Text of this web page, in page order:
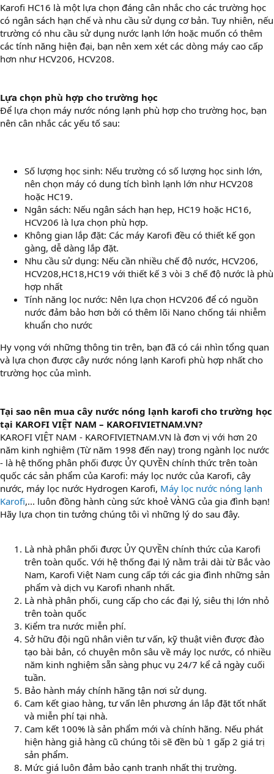
Karofi HC16 là một lựa chọn đáng cân nhắc cho các trường học
có ngân sách hạn chế và nhu cầu sử dụng cơ bản. Tuy nhiên, nếu
trường có nhu cầu sử dụng nước lạnh lớn hoặc muốn có thêm
các tính năng hiện đại, bạn nên xem xét các dòng máy cao cấp
hơn như HCV206, HCV208.
Lựa chọn phù hợp cho trường học
Để lựa chọn máy nước nóng lạnh phù hợp cho trường học, bạn
nên cân nhắc các yếu tố sau:
Số lượng học sinh: Nếu trường có số lượng học sinh lớn,
nên chọn máy có dung tích bình lạnh lớn như HCV208
hoặc HC19.
Ngân sách: Nếu ngân sách hạn hẹp, HC19 hoặc HC16,
HCV206 là lựa chọn phù hợp.
Không gian lắp đặt: Các máy Karofi đều có thiết kế gọn
gàng, dễ dàng lắp đặt.
Nhu cầu sử dụng: Nếu cần nhiều chế độ nước, HCV206,
HCV208,HC18,HC19 với thiết kế 3 vòi 3 chế độ nước là phù
hợp nhất
Tính năng lọc nước: Nên lựa chọn HCV206 để có nguồn
nước đảm bảo hơn bởi có thêm lõi Nano chống tái nhiễm
khuẩn cho nước
Hy vọng với những thông tin trên, bạn đã có cái nhìn tổng quan
và lựa chọn được cây nước nóng lạnh Karofi phù hợp nhất cho
trường học của mình.
Tại sao nên mua cây nước nóng lạnh karofi cho trường học
tại KAROFI VIỆT NAM – KAROFIVIETNAM.VN?
KAROFI VIỆT NAM - KAROFIVIETNAM.VN là đơn vị với hơn 20
năm kinh nghiệm (Từ năm 1998 đến nay) trong ngành lọc nước
- là hệ thống phân phối được ỦY QUYỀN chính thức trên toàn
quốc các sản phẩm của Karofi: máy lọc nước của Karofi, cây
nước, máy lọc nước Hydrogen Karofi, Máy lọc nước nóng lạnh
Karofi,... luôn đồng hành cùng sức khoẻ VÀNG của gia đình bạn!
Hãy lựa chọn tin tưởng chúng tôi vì những lý do sau đây.
Là nhà phân phối được ỦY QUYỀN chính thức của Karofi
trên toàn quốc. Với hệ thống đại lý nằm trải dài từ Bắc vào
Nam, Karofi Việt Nam cung cấp tới các gia đình những sản
phẩm và dịch vụ Karofi nhanh nhất.
Là nhà phân phối, cung cấp cho các đại lý, siêu thị lớn nhỏ
trên toàn quốc
Kiểm tra nước miễn phí.
Sở hữu đội ngũ nhân viên tư vấn, kỹ thuật viên được đào
tạo bài bản, có chuyên môn sâu về máy lọc nước, có nhiều
năm kinh nghiệm sẵn sàng phục vụ 24/7 kể cả ngày cuối
tuần.
Bảo hành máy chính hãng tận nơi sử dụng.
Cam kết giao hàng, tư vấn lên phương án lắp đặt tốt nhất
và miễn phí tại nhà.
Cam kết 100% là sản phẩm mới và chính hãng. Nếu phát
hiện hàng giả hàng cũ chúng tôi sẽ đền bù 1 gấp 2 giá trị
sản phẩm.
Mức giá luôn đảm bảo cạnh tranh nhất thị trường.